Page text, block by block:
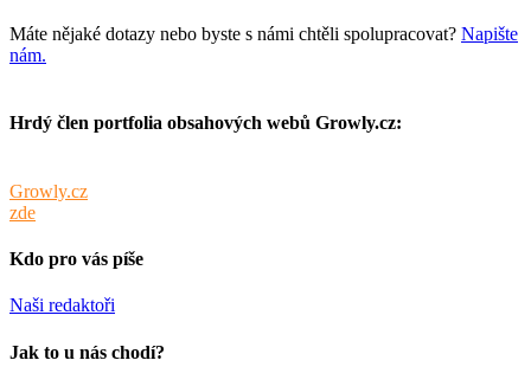
Máte nějaké dotazy nebo byste s námi chtěli spolupracovat? Napište
nám.
Hrdý člen portfolia obsahových webů Growly.cz:
Growly.cz
zde
Kdo pro vás píše
Naši redaktoři
Jak to u nás chodí?